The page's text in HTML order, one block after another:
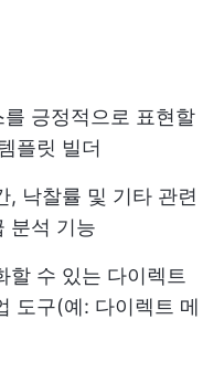
긍정적으로 표현할
플릿 빌더
, 낙찰률 및 기타 관련
분석 기능
할 수 있는 다이렉트
도구(예: 다이렉트 메